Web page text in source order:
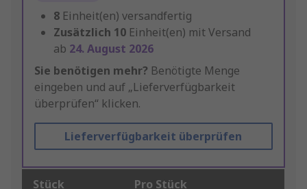
8 Einheit(en) versandfertig
Zusätzlich 10 Einheit(en) mit Versand
ab 24. August 2026
Sie benötigen mehr? Benötigte Menge
eingeben und auf „Lieferverfügbarkeit
überprüfen“ klicken.
Lieferverfügbarkeit überprüfen
Stück Pro Stück